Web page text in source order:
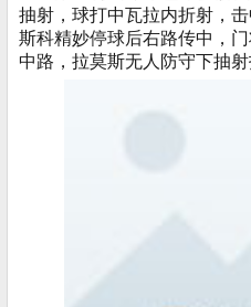
抽射，球打中瓦拉内折射，
斯科精妙停球后右路传中，
中路，拉莫斯无人防守下抽射